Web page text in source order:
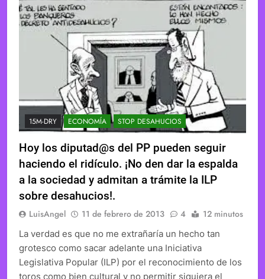
15M-DRY ECONOMÍA STOP DESAHUCIOS
Hoy los diputad@s del PP pueden seguir
haciendo el ridículo. ¡No den dar la espalda
a la sociedad y admitan a trámite la ILP
sobre desahucios!.
LuisAngel 11 de febrero de 2013 4 12 minutos
La verdad es que no me extrañaría un hecho tan
grotesco como sacar adelante una Iniciativa
Legislativa Popular (ILP) por el reconocimiento de los
toros como bien cultural y no permitir siquiera el